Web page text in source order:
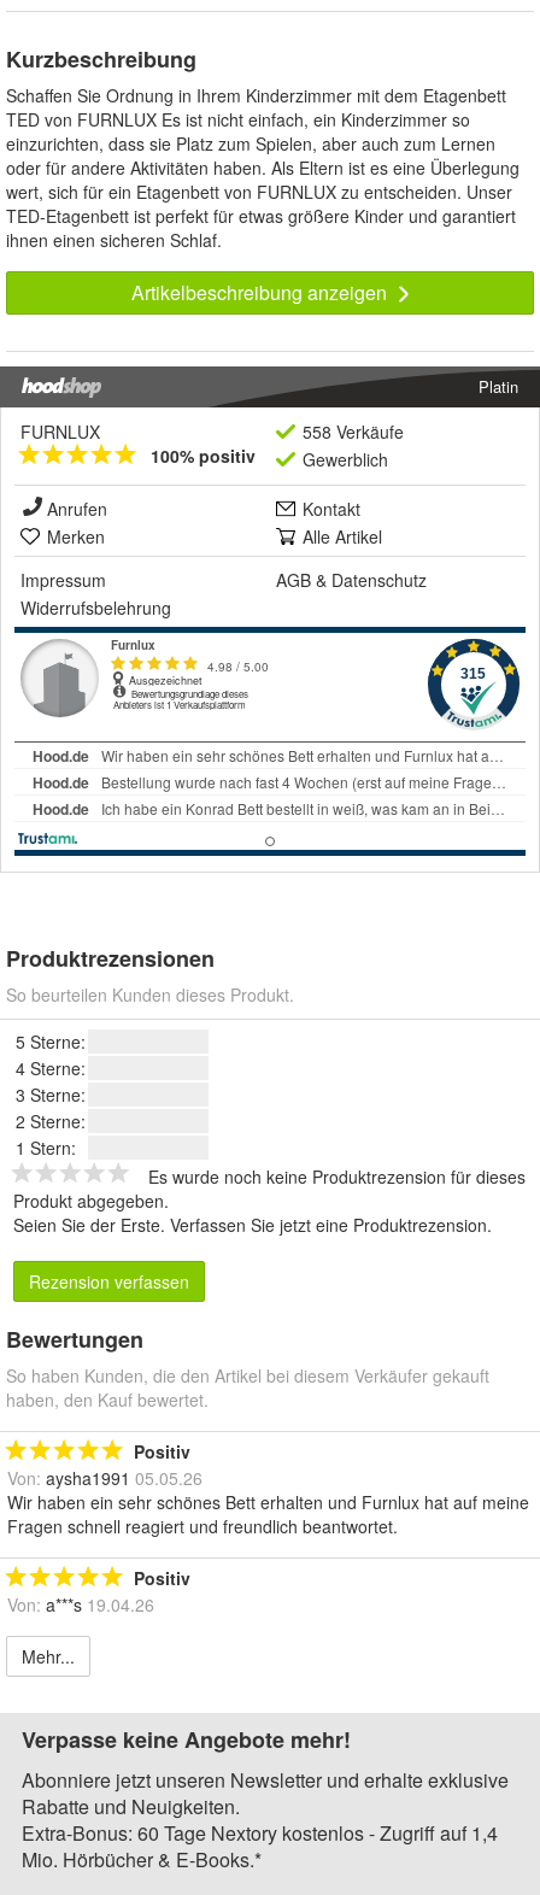
Kurzbeschreibung
Schaffen Sie Ordnung in Ihrem Kinderzimmer mit dem Etagenbett
TED von FURNLUX Es ist nicht einfach, ein Kinderzimmer so
einzurichten, dass sie Platz zum Spielen, aber auch zum Lernen
oder für andere Aktivitäten haben. Als Eltern ist es eine Überlegung
wert, sich für ein Etagenbett von FURNLUX zu entscheiden. Unser
TED-Etagenbett ist perfekt für etwas größere Kinder und garantiert
ihnen einen sicheren Schlaf.
Artikelbeschreibung anzeigen
Platin
FURNLUX
100% positiv
558 Verkäufe
Gewerblich
Anrufen
Kontakt
Merken
Alle Artikel
Impressum
AGB & Datenschutz
Widerrufsbelehrung
Produktrezensionen
So beurteilen Kunden dieses Produkt.
5 Sterne:
4 Sterne:
3 Sterne:
2 Sterne:
1 Stern:
Es wurde noch keine Produktrezension für dieses
Produkt abgegeben.
Seien Sie der Erste. Verfassen Sie jetzt eine Produktrezension.
Rezension verfassen
Bewertungen
So haben Kunden, die den Artikel bei diesem Verkäufer gekauft
haben, den Kauf bewertet.
Positiv
Von: aysha1991 05.05.26
Wir haben ein sehr schönes Bett erhalten und Furnlux hat auf meine
Fragen schnell reagiert und freundlich beantwortet.
Positiv
Von: a***s 19.04.26
Mehr...
Verpasse keine Angebote mehr!
Abonniere jetzt unseren Newsletter und erhalte exklusive
Rabatte und Neuigkeiten.
Extra-Bonus: 60 Tage Nextory kostenlos - Zugriff auf 1,4
Mio. Hörbücher & E-Books.*